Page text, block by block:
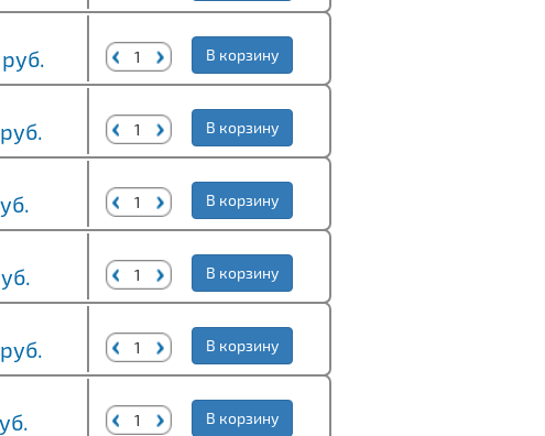
В корзину
В корзину
В корзину
В корзину
В корзину
В корзину